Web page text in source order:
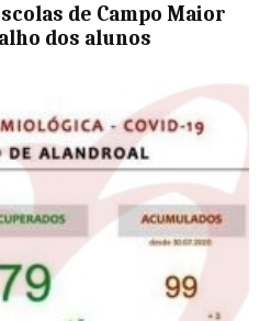
de Campo Maior
dos alunos